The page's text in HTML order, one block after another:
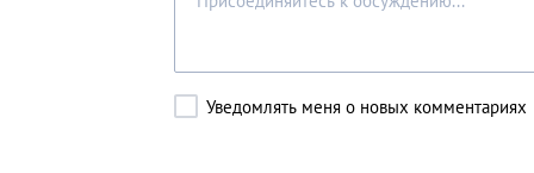
Уведомлять меня о новых комментариях